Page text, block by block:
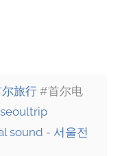
旅行 #首尔电
sound - 서울전